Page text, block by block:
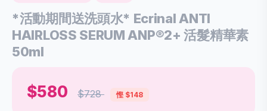
*活動期間送洗頭水* Ecrinal ANTI
HAIRLOSS SERUM ANP®2+ 活髮精華素
50ml
$580 $728 慳 $148